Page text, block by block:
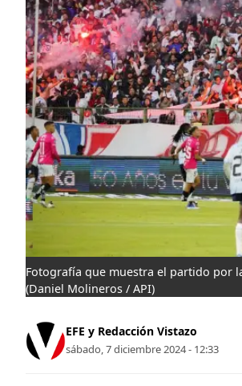
Fotografía que muestra el partido por
(Daniel Molineros / API)
EFE y Redacción Vistazo
sábado, 7 diciembre 2024 - 12:33